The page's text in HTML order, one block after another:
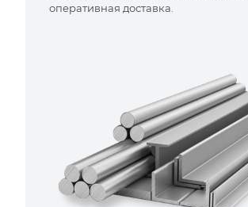
оперативная доставка.